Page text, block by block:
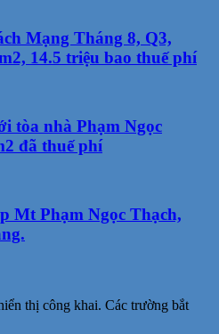
Mạng Tháng 8, Q3,
14.5 triệu bao thuế phí
tòa nhà Phạm Ngọc
đã thuế phí
Mt Phạm Ngọc Thạch,
thị công khai. Các trường bắt